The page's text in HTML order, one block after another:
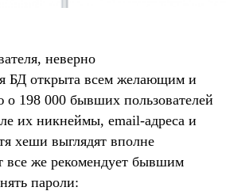
неверно
БД открыта всем желающим и
198 000 бывших пользователей
их никнеймы, email-адреса и
хеши выглядят вполне
все же рекомендует бывшим
пароли: